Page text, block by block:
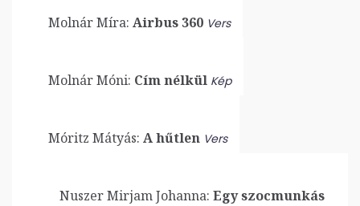
Molnár Míra: Airbus 360 Vers
Molnár Móni: Cím nélkül Kép
Móritz Mátyás: A hűtlen Vers
Nuszer Mirjam Johanna: Egy szocmunkás